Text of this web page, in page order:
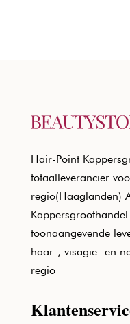
Hair-Point
totaalleverancier
regio(Haaglanden)
toonaangevende
haar-, visagie- en
regio